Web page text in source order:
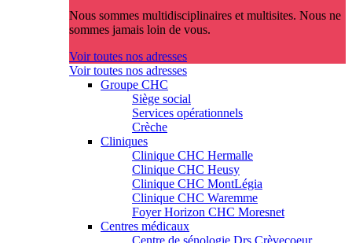
Nous sommes multidisciplinaires et multisites. Nous ne
sommes jamais loin de vous.
Voir toutes nos adresses
Voir toutes nos adresses
Groupe CHC
Siège social
Services opérationnels
Crèche
Cliniques
Clinique CHC Hermalle
Clinique CHC Heusy
Clinique CHC MontLégia
Clinique CHC Waremme
Foyer Horizon CHC Moresnet
Centres médicaux
Centre de sénologie Drs Crèvecoeur